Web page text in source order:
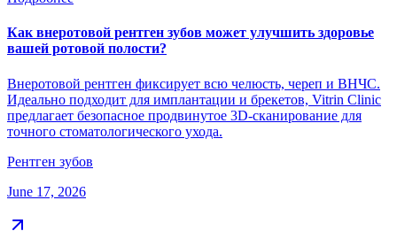
Как внеротовой рентген зубов может улучшить здоровье
вашей ротовой полости?
Внеротовой рентген фиксирует всю челюсть, череп и ВНЧС.
Идеально подходит для имплантации и брекетов, Vitrin Clinic
предлагает безопасное продвинутое 3D-сканирование для
точного стоматологического ухода.
Рентген зубов
June 17, 2026